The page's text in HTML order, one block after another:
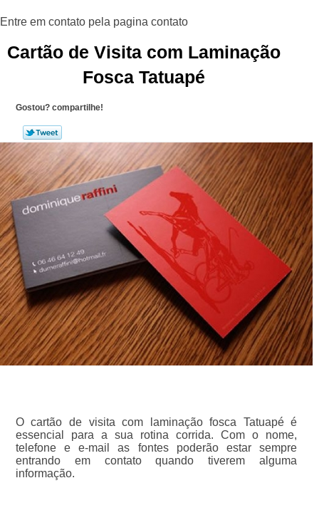
Cartão de Visita com Laminação
Fosca Tatuapé
Gostou? compartilhe!
O cartão de visita com laminação fosca Tatuapé é
essencial para a sua rotina corrida. Com o nome,
telefone e e-mail as fontes poderão estar sempre
entrando em contato quando tiverem alguma
informação.